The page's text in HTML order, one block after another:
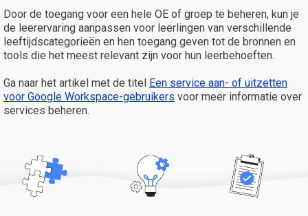
Door de toegang voor een hele OE of groep te beheren, kun je
de leerervaring aanpassen voor leerlingen van verschillende
leeftijdscategorieën en hen toegang geven tot de bronnen en
tools die het meest relevant zijn voor hun leerbehoeften.
Ga naar het artikel met de titel Een service aan- of uitzetten
voor Google Workspace-gebruikers voor meer informatie over
services beheren.